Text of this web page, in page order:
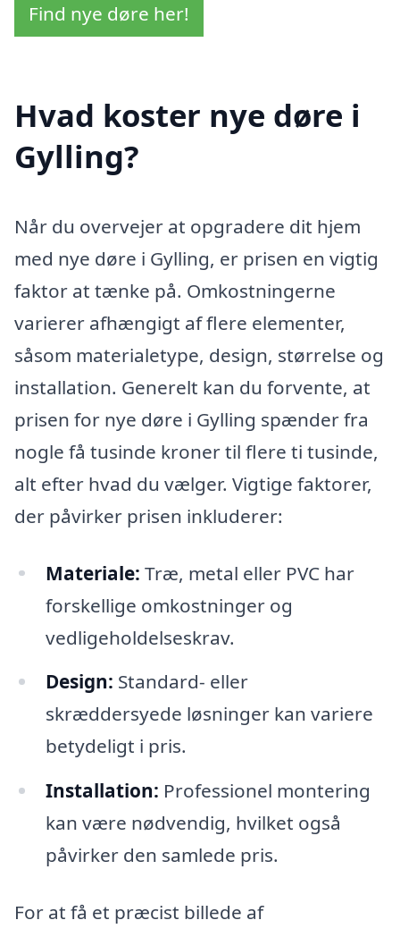
Find nye døre her!
Hvad koster nye døre i
Gylling?
Når du overvejer at opgradere dit hjem
med nye døre i Gylling, er prisen en vigtig
faktor at tænke på. Omkostningerne
varierer afhængigt af flere elementer,
såsom materialetype, design, størrelse og
installation. Generelt kan du forvente, at
prisen for nye døre i Gylling spænder fra
nogle få tusinde kroner til flere ti tusinde,
alt efter hvad du vælger. Vigtige faktorer,
der påvirker prisen inkluderer:
Materiale: Træ, metal eller PVC har
forskellige omkostninger og
vedligeholdelseskrav.
Design: Standard- eller
skræddersyede løsninger kan variere
betydeligt i pris.
Installation: Professionel montering
kan være nødvendig, hvilket også
påvirker den samlede pris.
For at få et præcist billede af